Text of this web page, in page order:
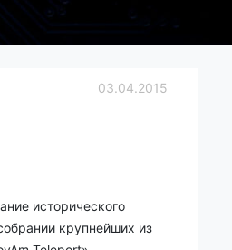
03.04.2015
исторического
крупнейших из